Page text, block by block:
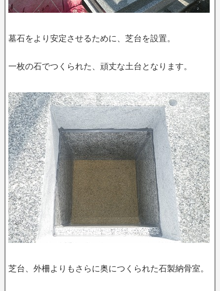
墓石をより安定させるために、芝台を設置。
一枚の石でつくられた、頑丈な土台となります。
芝台、外柵よりもさらに奥につくられた石製納骨室。